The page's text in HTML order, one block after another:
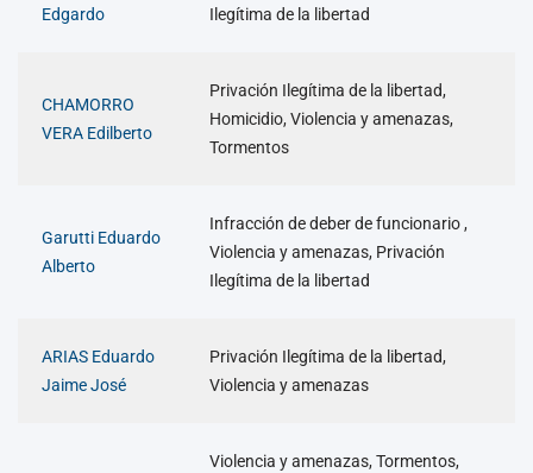
Edgardo
Ilegítima de la libertad
CHAMORRO
VERA Edilberto
Privación Ilegítima de la libertad,
Homicidio, Violencia y amenazas,
Tormentos
Garutti Eduardo
Alberto
Infracción de deber de funcionario ,
Violencia y amenazas, Privación
Ilegítima de la libertad
ARIAS Eduardo
Jaime José
Privación Ilegítima de la libertad,
Violencia y amenazas
Violencia y amenazas, Tormentos,